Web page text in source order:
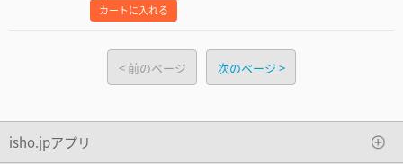
カートに入れる
前のページ 次のページ
isho.jpアプリ